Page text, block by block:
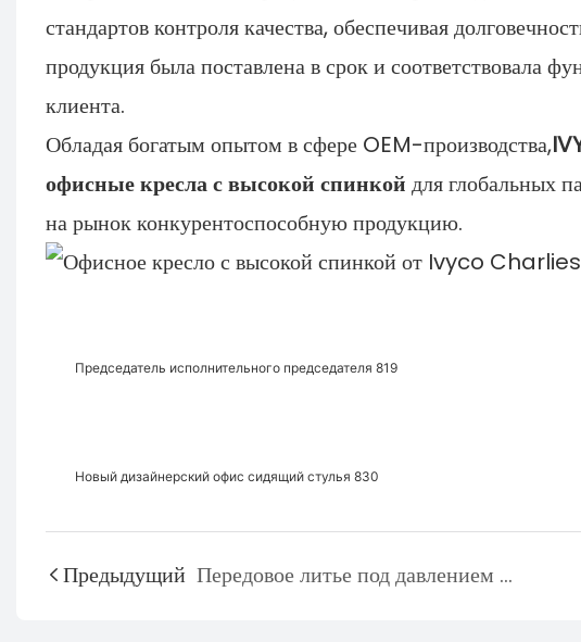
стандартов контроля качества, обеспечивая
продукция была поставлена ​​в срок и соответствовала
клиента.
Обладая богатым опытом в сфере OEM-производства,
офисные кресла с высокой спинкой для глобальных
на рынок конкурентоспособную продукцию.
Председатель исполнительного председателя 819
Новый дизайнерский офис сидящий стулья 830
Предыдущий Передовое литье под давлением с индивидуальными услугами по изготовлению пресс-форм